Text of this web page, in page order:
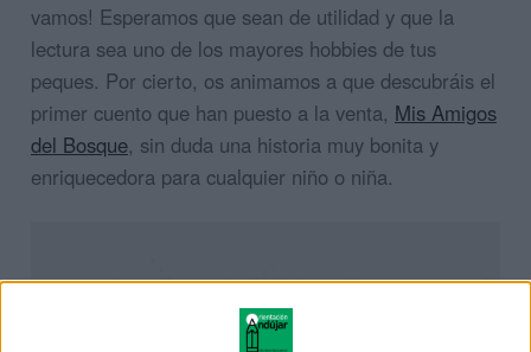
vamos! Esperamos que sean de utilidad y que la
lectura sea uno de los mayores hobbies de tus
peques. Por cierto, os animamos a que descubráis el
primer cuento que han puesto a la venta, Mis Amigos
del Bosque, sin duda una historia muy bonita y
enriquecedora para cualquier niño o niña.